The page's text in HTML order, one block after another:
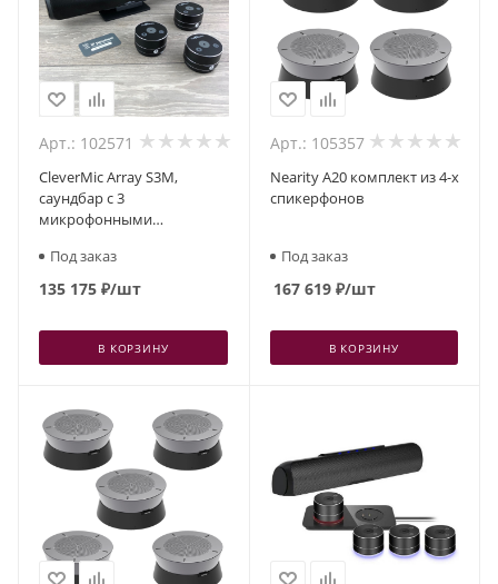
Арт.: 102571
CleverMic Array S3M,
саундбар с 3
микрофонными
Под заказ
135 175 ₽/шт
В КОРЗИНУ
Арт.: 105357
Nearity A20 комплект из 4-х
спикерфонов
Под заказ
167 619₽/шт
В КОРЗИНУ